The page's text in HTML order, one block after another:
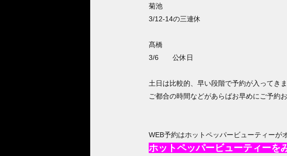
菊池
3/12-14の三連休
髙橋
3/6 公休日
土日は比較的、早い段階で予約が入ってき
ご都合の時間などがあらばお早めにご予約
WEB予約はホットペッパービューティーが
ホットペッパービューティーを